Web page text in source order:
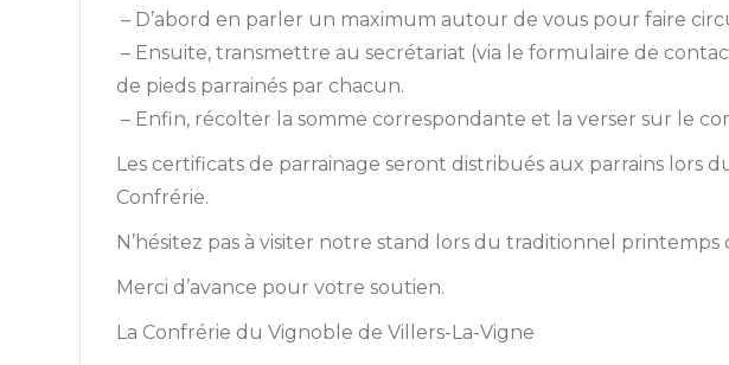
– D’abord en parler un maximum autour de vous pour faire
– Ensuite, transmettre au secrétariat (via le formulaire de
de pieds parrainés par chacun.
– Enfin, récolter la somme correspondante et la verser sur le
Les certificats de parrainage seront distribués aux parrains lors
Confrérie.
N’hésitez pas à visiter notre stand lors du traditionnel printemps
Merci d’avance pour votre soutien.
La Confrérie du Vignoble de Villers-La-Vigne